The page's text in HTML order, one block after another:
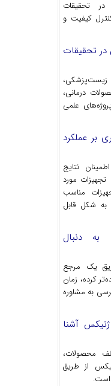
تحقیقات
کیفیت و
تحقیقات
زیست‌پزشکی،
درمانی،
علمی
بر عملکرد
نتایج
مورد
مناسب
به شکل قابل
به دنبال
یک مرجع
کرده، زمان
به مشاوره
آشنا
محصولات،
از طریق